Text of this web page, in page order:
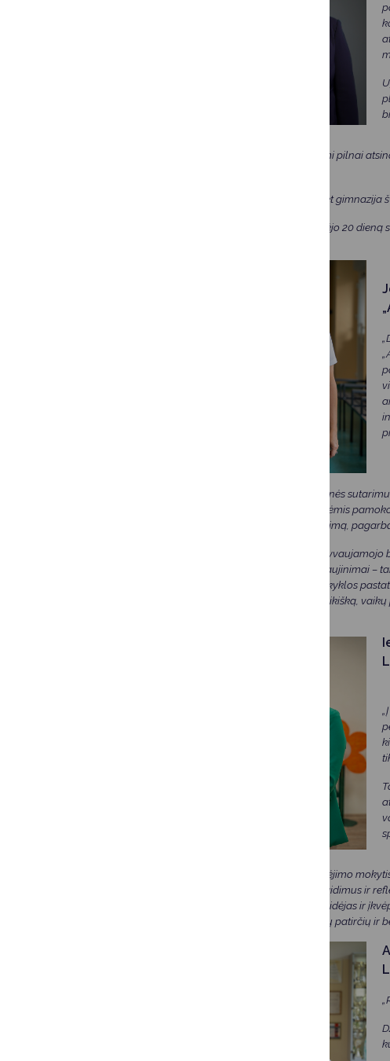
Džiaugiamės turėdami pilnai
O svarbiausia – šiemet gimnazija
Kviečiame visus rugsėjo 20
Mokyklos bendruomenės
pradėsime ne tradicinėmis
svarbiausia – pasitikėjimą,
Džiaugiamės, kad
atlikti kosmetiniai atnaujinimai –
didesni pokyčiai – mokyklos
galimybes kurti šiuolaikišką,
Akcentuojama ir mokėjimo
ugdantis per patirtį, žaidimus ir
atsineša savitą patirtį, idėjas ir
atneš daug prasmingų patirčių ir